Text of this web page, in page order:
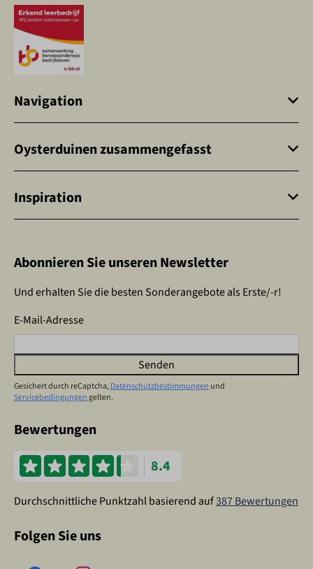
Navigation
Oysterduinen zusammengefasst
Inspiration
Abonnieren Sie unseren Newsletter
Und erhalten Sie die besten Sonderangebote als Erste/-r!
E-Mail-Adresse
Senden
Gesichert durch reCaptcha,Datenschutzbestimmungen und
Servicebedingungengelten.
Bewertungen
8.4
Durchschnittliche Punktzahl basierend auf387 Bewertungen
Folgen Sie uns